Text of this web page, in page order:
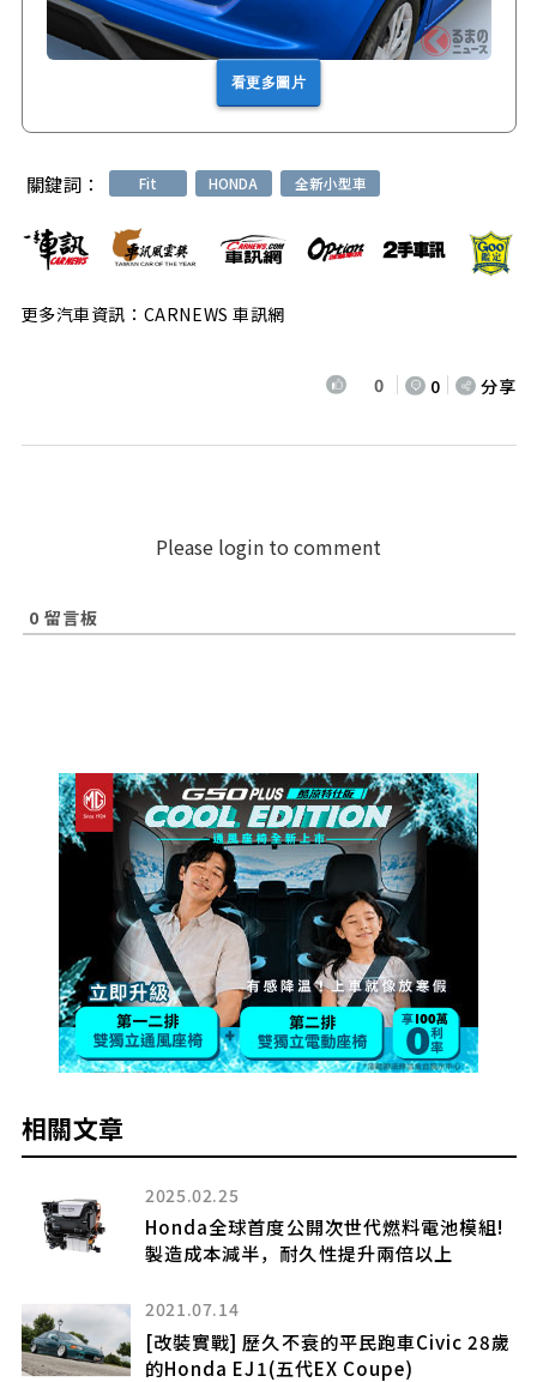
看更多圖片
關鍵詞： Fit HONDA 全新小型車
更多汽車資訊：CARNEWS 車訊網
0 0 分享
Please login to comment
0 留言板
相關文章
2025.02.25
Honda全球首度公開次世代燃料電池模組!
製造成本減半，耐久性提升兩倍以上
2021.07.14
[改裝實戰] 歷久不衰的平民跑車Civic 28歲
的Honda EJ1(五代EX Coupe)